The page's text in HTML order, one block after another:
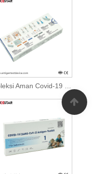
Koleksi Aman Covid-19 Self Test Rapid Antigen Test